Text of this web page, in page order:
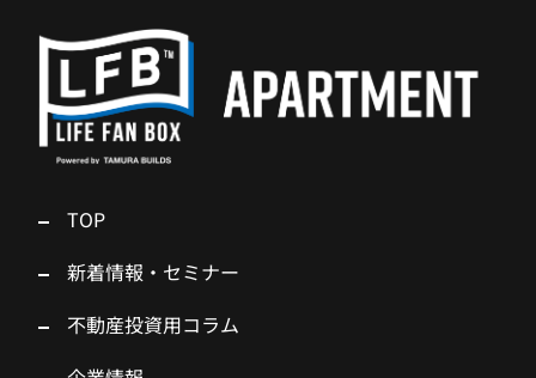
TOP
新着情報・セミナー
不動産投資用コラム